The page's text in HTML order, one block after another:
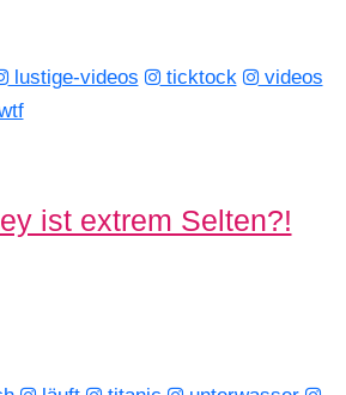
lustige-videos ticktock
videos
ist extrem Selten?!